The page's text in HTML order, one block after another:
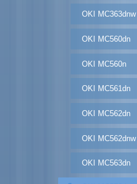
OKI MC363dnw
OKI MC560dn
OKI MC560n
OKI MC561dn
OKI MC562dn
OKI MC562dnw
OKI MC563dn